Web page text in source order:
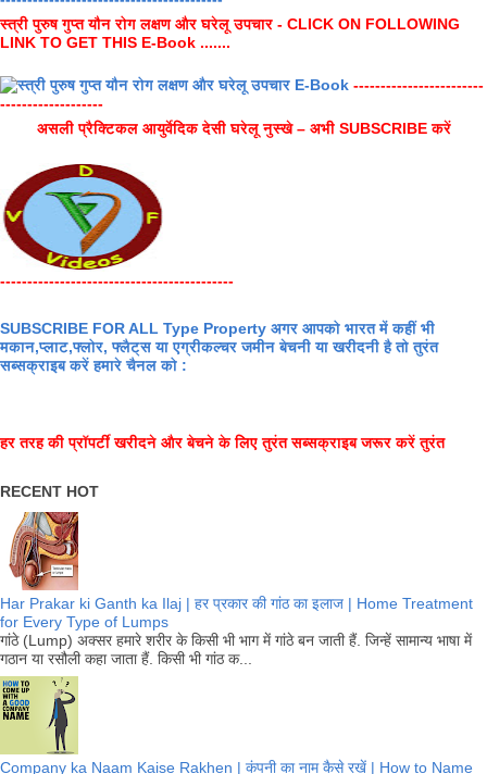
स्त्री पुरुष गुप्त यौन रोग लक्षण और घरेलू उपचार - CLICK ON FOLLOWING
LINK TO GET THIS E-Book .......
------------------------
-------------------
असली प्रैक्टिकल आयुर्वेदिक देसी घरेलू नुस्खे – अभी SUBSCRIBE करें
-------------------------------------------
SUBSCRIBE FOR ALL Type Property अगर आपको भारत में कहीं भी
मकान,प्लाट,फ्लोर, फ्लैट्स या एग्रीकल्चर जमीन बेचनी या खरीदनी है तो तुरंत
सब्सक्राइब करें हमारे चैनल को :
हर तरह की प्रॉपर्टी खरीदने और बेचने के लिए तुरंत सब्सक्राइब जरूर करें तुरंत
RECENT HOT
Har Prakar ki Ganth ka Ilaj | हर प्रकार की गांठ का इलाज | Home Treatment
for Every Type of Lumps
गांठे (Lump) अक्सर हमारे शरीर के किसी भी भाग में गांठे बन जाती हैं. जिन्हें सामान्य भाषा में
गठान या रसौली कहा जाता हैं. किसी भी गांठ क...
Company ka Naam Kaise Rakhen | कंपनी का नाम कैसे रखें | How to Name